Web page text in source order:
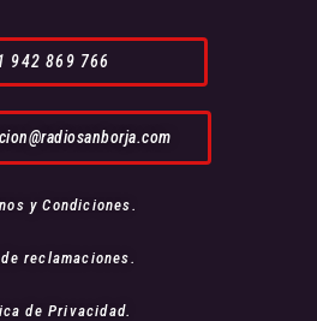
942 869 766
y Condiciones.
reclamaciones.
de Privacidad.